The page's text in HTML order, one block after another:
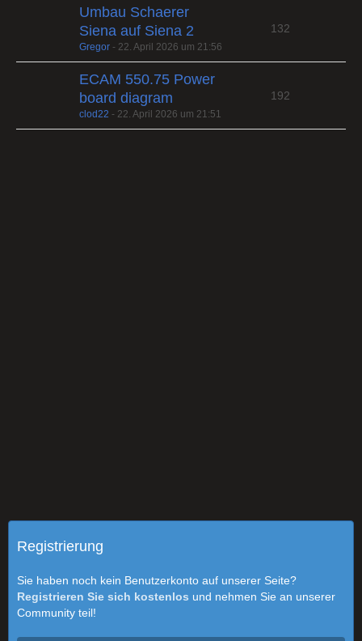
Umbau Schaerer
Siena auf Siena 2
Gregor - 22. April 2026 um 21:56
132
ECAM 550.75 Power
board diagram
clod22 - 22. April 2026 um 21:51
192
Registrierung
Sie haben noch kein Benutzerkonto auf unserer Seite?
Registrieren Sie sich kostenlos und nehmen Sie an unserer
Community teil!